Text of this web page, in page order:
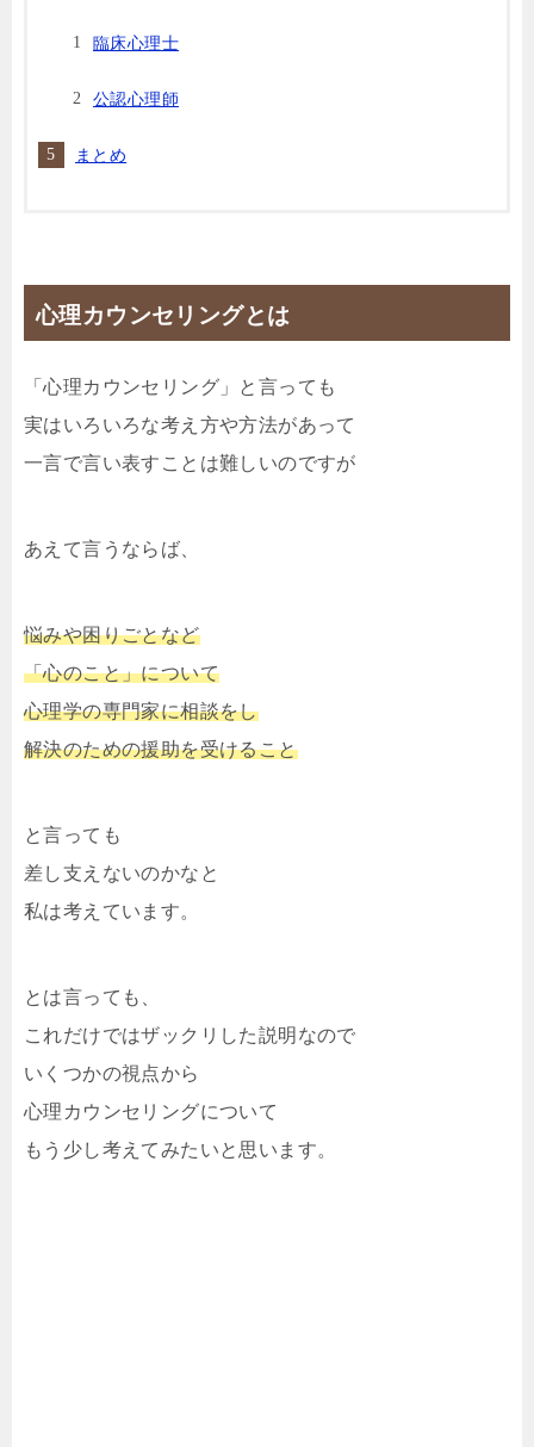
臨床心理士
公認心理師
まとめ
心理カウンセリングとは
「心理カウンセリング」と言っても
実はいろいろな考え方や方法があって
一言で言い表すことは難しいのですが
あえて言うならば、
悩みや困りごとなど
「心のこと」について
心理学の専門家に相談をし
解決のための援助を受けること
と言っても
差し支えないのかなと
私は考えています。
とは言っても、
これだけではザックリした説明なので
いくつかの視点から
心理カウンセリングについて
もう少し考えてみたいと思います。